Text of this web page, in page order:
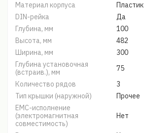
Материал корпуса
Пластик
DIN-рейка
Да
Глубина, мм
100
Высота, мм
482
Ширина, мм
300
Глубина установочная
(встраив.), мм
75
Количество рядов
3
Тип крышки (наружной)
Прочее
EMC-исполнение
(электромагнитная
совместимость)
Нет